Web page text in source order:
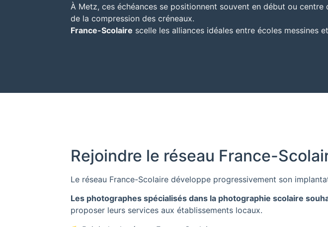
À Metz, ces échéances se positionnent souvent en début ou
de la compression des créneaux.
France-Scolaire scelle les alliances idéales entre écoles
Rejoindre le réseau France-
Le réseau France-Scolaire développe progressivement son
Les photographes spécialisés dans la photographie scolaire
proposer leurs services aux établissements locaux.